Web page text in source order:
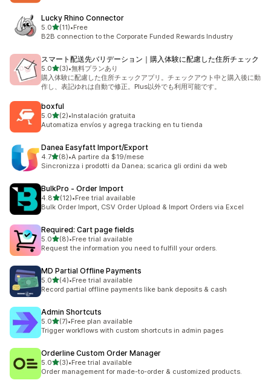
Lucky Rhino Connector
5.0별 5개 중
(11)
총 리뷰 11개
•Free
B2B connection to the Corporate Funded Rewards Industry
スマート配送先バリデーション｜購入体験に配慮した住所チェック
5.0별 5개 중
(3)
총 리뷰 3개
•無料プランあり
購入体験に配慮した住所チェックアプリ。チェックアウト中と購入後に動
作し、表記ゆれは自動で修正。Plus以外でも利用可能です。
boxful
5.0별 5개 중
(2)
총 리뷰 2개
•Instalación gratuita
Automatiza envíos y agrega tracking en tu tienda
Danea Easyfatt Import/Export
4.7별 5개 중
(8)
총 리뷰 8개
•A partire da $19/mese
Sincronizza i prodotti da Danea; scarica gli ordini da web
BulkPro ‑ Order Import
4.8별 5개 중
(12)
총 리뷰 12개
•Free trial available
Bulk Order Import, CSV Order Upload & Import Orders via Excel
Required: Cart page fields
5.0별 5개 중
(8)
총 리뷰 8개
•Free trial available
Request the information you need to fulfill your orders.
MD Partial Offline Payments
5.0별 5개 중
(4)
총 리뷰 4개
•Free trial available
Record partial offline payments like bank deposits & cash
Admin Shortcuts
5.0별 5개 중
(7)
총 리뷰 7개
•Free plan available
Trigger workflows with custom shortcuts in admin pages
Orderline Custom Order Manager
5.0별 5개 중
(3)
총 리뷰 3개
•Free trial available
Order management for made-to-order & customized products.